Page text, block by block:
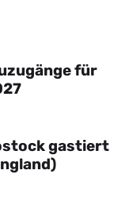
für
gastiert